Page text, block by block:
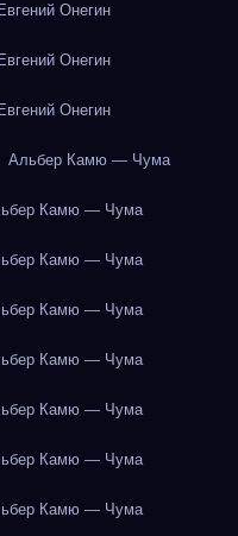
Онегин
Онегин
Онегин
Альбер Камю — Чума
Камю — Чума
Камю — Чума
Камю — Чума
Камю — Чума
Камю — Чума
Камю — Чума
Камю — Чума